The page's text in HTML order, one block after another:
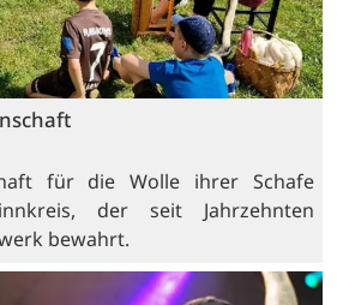
für die Wolle ihrer Schafe
der seit Jahrzehnten
bewahrt.